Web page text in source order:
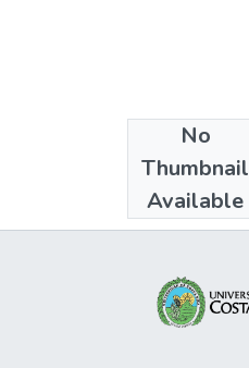
No
Thumbnail
Available
Collections
2011 - 2020